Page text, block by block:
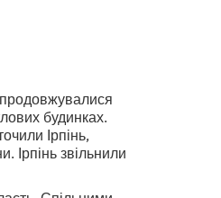
будинках.
Ірпінь,
Ірпінь звільнили